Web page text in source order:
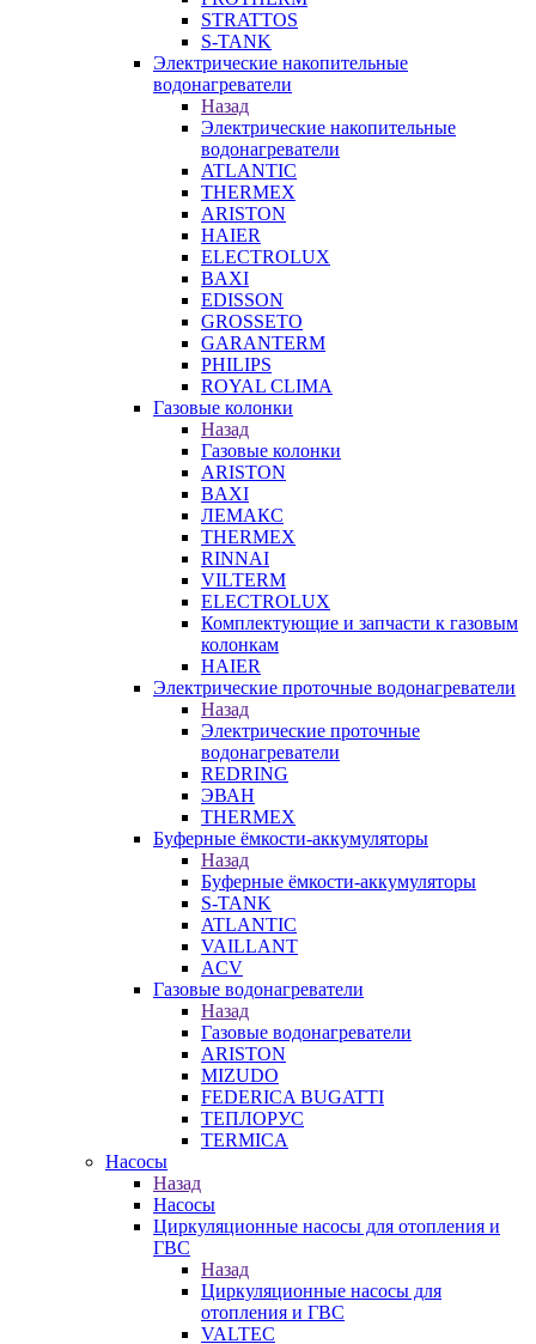
STRATTOS
S-TANK
Электрические накопительные
водонагреватели
Назад
Электрические накопительные
водонагреватели
ATLANTIC
THERMEX
ARISTON
HAIER
ELECTROLUX
BAXI
EDISSON
GROSSETO
GARANTERM
PHILIPS
ROYAL CLIMA
Газовые колонки
Назад
Газовые колонки
ARISTON
BAXI
ЛЕМАКС
THERMEX
RINNAI
VILTERM
ELECTROLUX
Комплектующие и запчасти к газовым
колонкам
HAIER
Электрические проточные водонагреватели
Назад
Электрические проточные
водонагреватели
REDRING
ЭВАН
THERMEX
Буферные ёмкости-аккумуляторы
Назад
Буферные ёмкости-аккумуляторы
S-TANK
ATLANTIC
VAILLANT
ACV
Газовые водонагреватели
Назад
Газовые водонагреватели
ARISTON
MIZUDO
FEDERICA BUGATTI
ТЕПЛОРУС
TERMICA
Насосы
Назад
Насосы
Циркуляционные насосы для отопления и
ГВС
Назад
Циркуляционные насосы для
отопления и ГВС
VALTEC